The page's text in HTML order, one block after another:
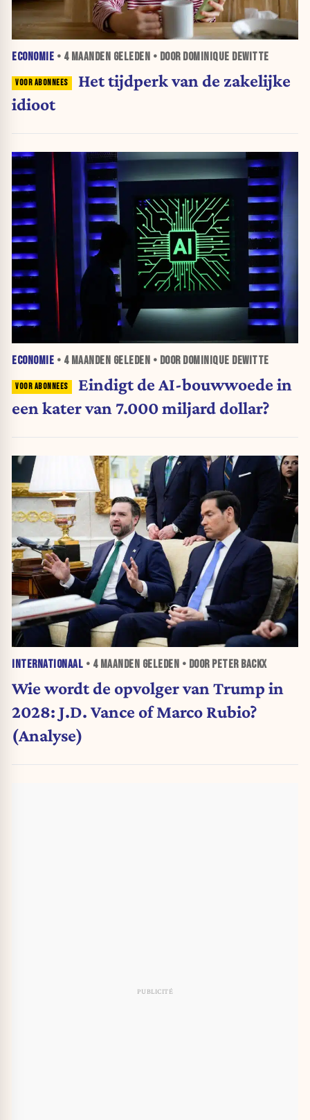
ECONOMIE • 4 MAANDEN GELEDEN • DOOR DOMINIQUE DEWITTE
Het tijdperk van de zakelijke
idioot
ECONOMIE • 4 MAANDEN GELEDEN • DOOR DOMINIQUE DEWITTE
Eindigt de AI-bouwwoede in
een kater van 7.000 miljard dollar?
INTERNATIONAAL • 4 MAANDEN GELEDEN • DOOR PETER BACKX
Wie wordt de opvolger van Trump in
2028: J.D. Vance of Marco Rubio?
(Analyse)